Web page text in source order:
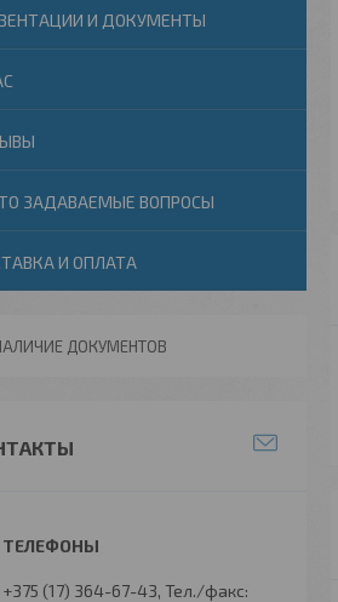
И ДОКУМЕНТЫ
ЗАДАВАЕМЫЕ ВОПРОСЫ
И ОПЛАТА
ДОКУМЕНТОВ
+375 (17) 364-67-43 Тел./факс: